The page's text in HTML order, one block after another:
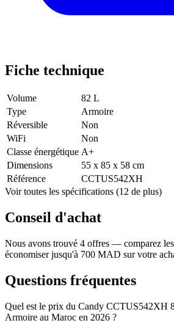
Fiche technique
Volume
82 L
Type
Armoire
Réversible
Non
WiFi
Non
Classe énergétique A+
Dimensions
55 x 85 x 58 cm
Référence
CCTUS542XH
Voir toutes les spécifications (12 de plus)
Conseil d'achat
Nous avons trouvé 4 offres — comparez
économiser jusqu'à 700 MAD sur votre
Questions fréquentes
Quel est le prix du Candy CCTUS542XH
Armoire au Maroc en 2026 ?